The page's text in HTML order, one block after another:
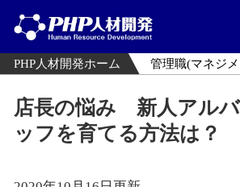
PHP人材開発ホーム 管理職(マネジ
店長の悩み 新人アル
ッフを育てる方法は？